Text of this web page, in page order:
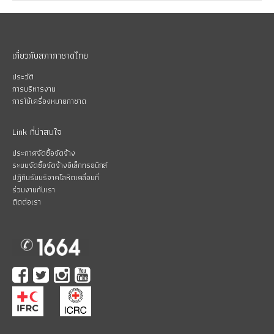
เกี่ยวกับสภากาชาดไทย
ประวัติ
การบริหารงาน
การใช้เครื่องหมายกาชาด
Link ที่น่าสนใจ
ประกาศจัดซื้อจัดจ้าง
ระบบจัดซื้อจัดจ้างอิเล็กทรอนิกส์
ปฏิทินรับบริจาคโลหิตเคลื่อนที่
ร่วมงานกับเรา
ติดต่อเรา